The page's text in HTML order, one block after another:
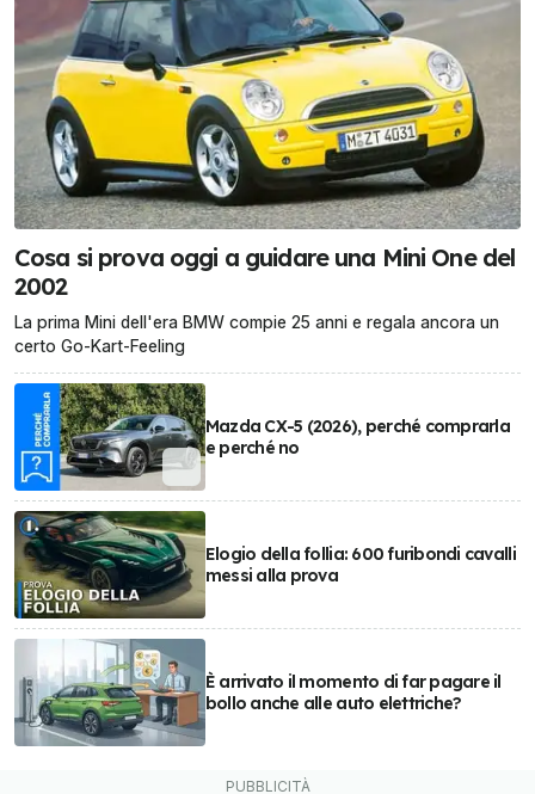
Cosa si prova oggi a guidare una Mini One del
2002
La prima Mini dell'era BMW compie 25 anni e regala ancora un
certo Go-Kart-Feeling
Mazda CX-5 (2026), perché comprarla
e perché no
Elogio della follia: 600 furibondi cavalli
messi alla prova
È arrivato il momento di far pagare il
bollo anche alle auto elettriche?